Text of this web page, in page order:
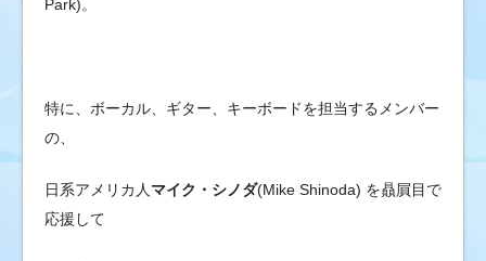
ブ
ッ
プ
ュ
ー
Park)。
特に、ボーカル、ギター、キーボードを担当するメンバー
の、
日系アメリカ人 マイク・シノダ(Mike Shinoda) を贔屓目で
応援して